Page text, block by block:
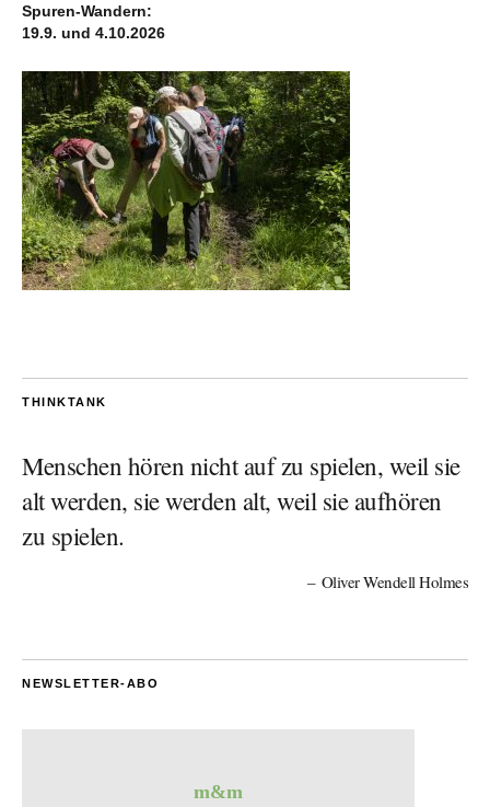
Spuren-Wandern:
19.9. und 4.10.2026
THINKTANK
Menschen hören nicht auf zu spielen, weil sie
alt werden, sie werden alt, weil sie aufhören
zu spielen.
Oliver Wendell Holmes
NEWSLETTER-ABO
m&m